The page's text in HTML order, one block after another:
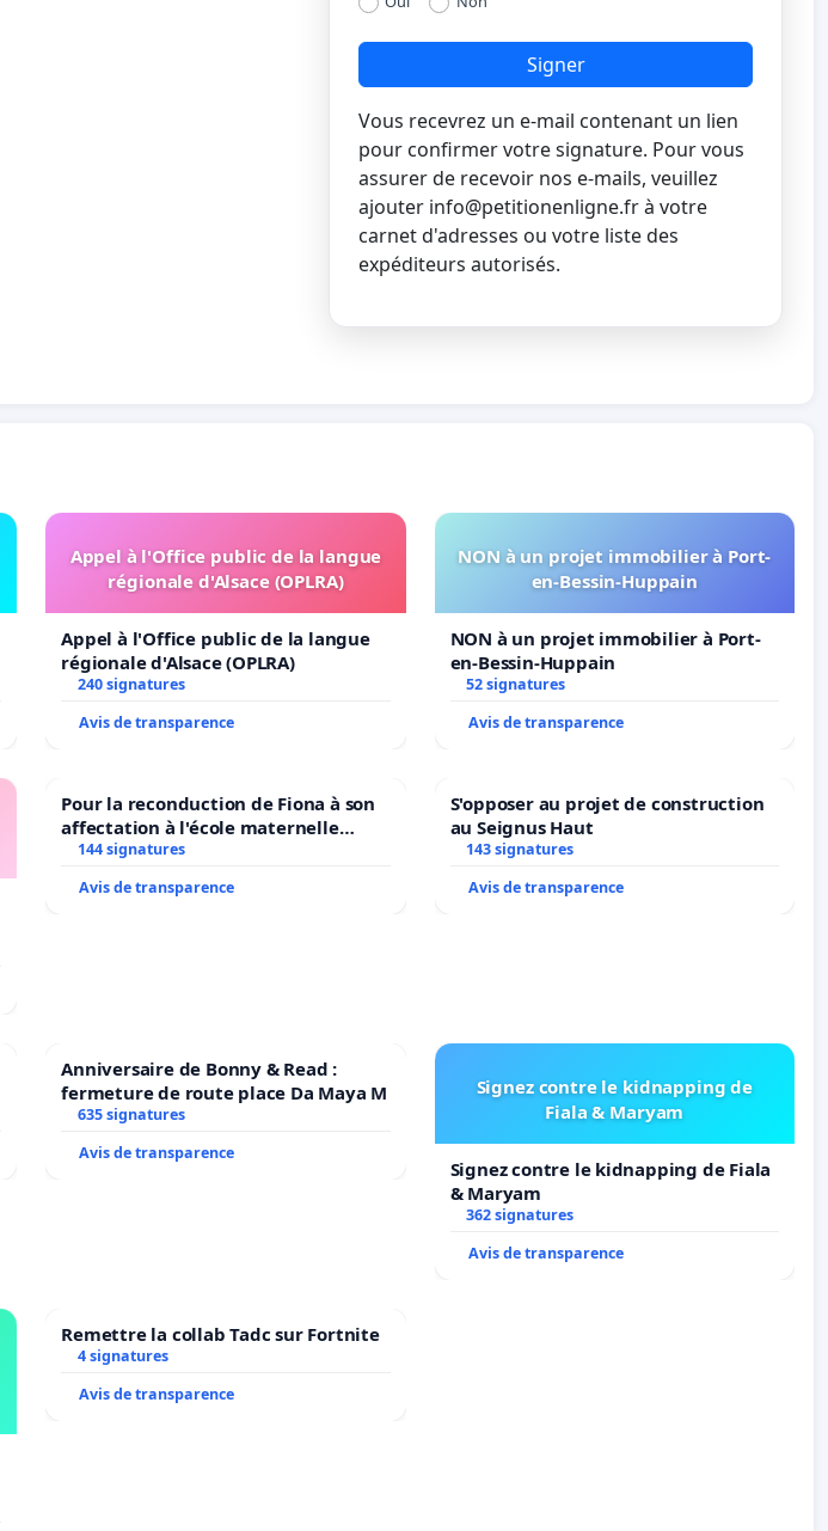
Signer
Vous recevrez un e-mail contenant un lien
pour confirmer votre signature. Pour vous
assurer de recevoir nos e-mails, veuillez
ajouter info@petitionenligne.frà votre
carnet d'adresses ou votre liste des
expéditeurs autorisés.
Appel à l'Office public de la langue
régionale d'Alsace (OPLRA)
Appel à l'Office public de la langue
régionale d'Alsace (OPLRA)
240 signatures
Avis de transparence
NON à un projet immobilier à Port-
en-Bessin-Huppain
NON à un projet immobilier à Port-
en-Bessin-Huppain
52 signatures
Avis de transparence
Pour la reconduction de Fiona à son
affectation à l'école maternelle
LAMARTINE auprès de Léo N. en
144 signatures
Avis de transparence
S'opposer au projet de construction
au Seignus Haut
143 signatures
Avis de transparence
Anniversaire de Bonny & Read :
fermeture de route place Da Maya M
635 signatures
Avis de transparence
Signez contre le kidnapping de
Fiala & Maryam
Signez contre le kidnapping de Fiala
& Maryam
362 signatures
Avis de transparence
Remettre la collab Tadc sur Fortnite
4 signatures
Avis de transparence